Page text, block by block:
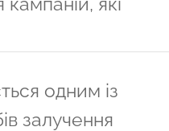
одним із
залучення